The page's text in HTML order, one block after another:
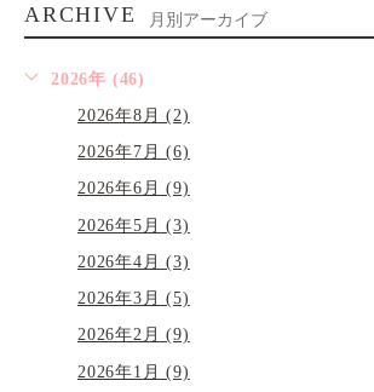
ARCHIVE 月別アーカイブ
2026年 (46)
2026年8月 (2)
2026年7月 (6)
2026年6月 (9)
2026年5月 (3)
2026年4月 (3)
2026年3月 (5)
2026年2月 (9)
2026年1月 (9)